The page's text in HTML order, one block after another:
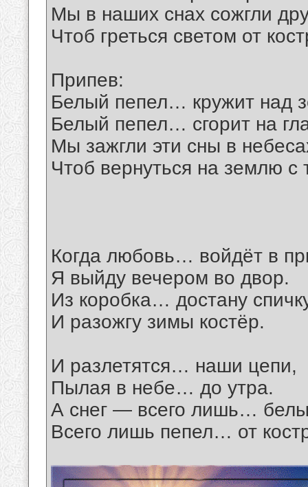
Мы в наших снах сожгли
Чтоб греться светом от
Припев:
Белый пепел… кружит над
Белый пепел… сгорит на
Мы зажгли эти сны в
Чтоб вернуться на землю с
Когда любовь… войдёт в
Я выйду вечером во двор.
Из коробка… достану
И разожгу зимы костёр.
И разлетятся… наши цепи,
Пылая в небе… до утра.
А снег — всего лишь…
Всего лишь пепел… от